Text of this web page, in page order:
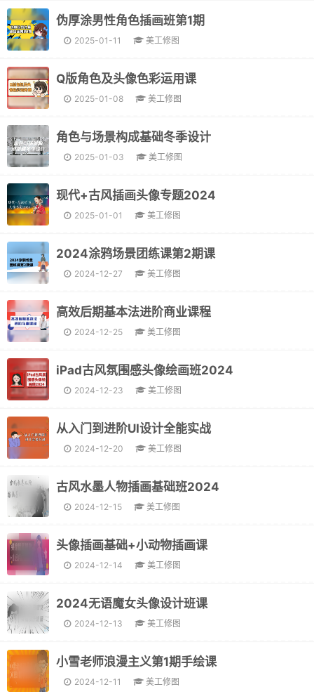
伪厚涂男性角色插画班第1期
2025-01-11 美工修图
Q版角色及头像色彩运用课
2025-01-08 美工修图
角色与场景构成基础冬季设计
2025-01-03 美工修图
现代+古风插画头像专题2024
2025-01-01 美工修图
2024涂鸦场景团练课第2期课
2024-12-27 美工修图
高效后期基本法进阶商业课程
2024-12-25 美工修图
iPad古风氛围感头像绘画班2024
2024-12-23 美工修图
从入门到进阶UI设计全能实战
2024-12-20 美工修图
古风水墨人物插画基础班2024
2024-12-15 美工修图
头像插画基础+小动物插画课
2024-12-14 美工修图
2024无语魔女头像设计班课
2024-12-13 美工修图
小雪老师浪漫主义第1期手绘课
2024-12-11 美工修图